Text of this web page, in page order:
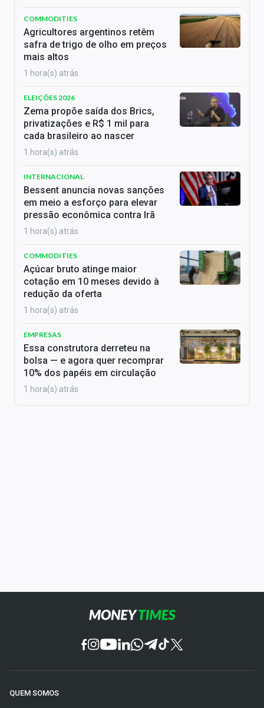
COMMODITIES
Agricultores argentinos retêm
safra de trigo de olho em preços
mais altos
1 hora(s) atrás
ELEIÇÕES 2026
Zema propõe saída dos Brics,
privatizações e R$ 1 mil para
cada brasileiro ao nascer
1 hora(s) atrás
INTERNACIONAL
Bessent anuncia novas sanções
em meio a esforço para elevar
pressão econômica contra Irã
1 hora(s) atrás
COMMODITIES
Açúcar bruto atinge maior
cotação em 10 meses devido à
redução da oferta
1 hora(s) atrás
EMPRESAS
Essa construtora derreteu na
bolsa — e agora quer recomprar
10% dos papéis em circulação
1 hora(s) atrás
QUEM SOMOS